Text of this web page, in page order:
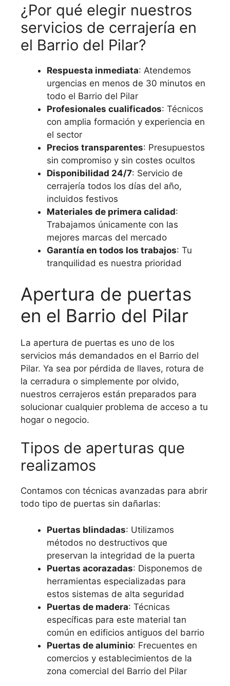
¿Por qué elegir nuestros
servicios de cerrajería en
el Barrio del Pilar?
Respuesta inmediata: Atendemos
urgencias en menos de 30 minutos en
todo el Barrio del Pilar
Profesionales cualificados: Técnicos
con amplia formación y experiencia en
el sector
Precios transparentes: Presupuestos
sin compromiso y sin costes ocultos
Disponibilidad 24/7: Servicio de
cerrajería todos los días del año,
incluidos festivos
Materiales de primera calidad:
Trabajamos únicamente con las
mejores marcas del mercado
Garantía en todos los trabajos: Tu
tranquilidad es nuestra prioridad
Apertura de puertas
en el Barrio del Pilar
La apertura de puertas es uno de los
servicios más demandados en el Barrio del
Pilar. Ya sea por pérdida de llaves, rotura de
la cerradura o simplemente por olvido,
nuestros cerrajeros están preparados para
solucionar cualquier problema de acceso a tu
hogar o negocio.
Tipos de aperturas que
realizamos
Contamos con técnicas avanzadas para abrir
todo tipo de puertas sin dañarlas:
Puertas blindadas: Utilizamos
métodos no destructivos que
preservan la integridad de la puerta
Puertas acorazadas: Disponemos de
herramientas especializadas para
estos sistemas de alta seguridad
Puertas de madera: Técnicas
específicas para este material tan
común en edificios antiguos del barrio
Puertas de aluminio: Frecuentes en
comercios y establecimientos de la
zona comercial del Barrio del Pilar